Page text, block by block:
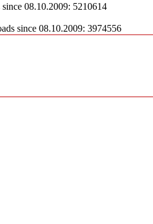
08.10.2009: 5210614
since 08.10.2009: 3974556